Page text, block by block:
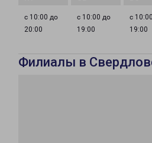
с 10:00 до
20:00
с 10:00 до
19:00
с
19:00
Филиалы в